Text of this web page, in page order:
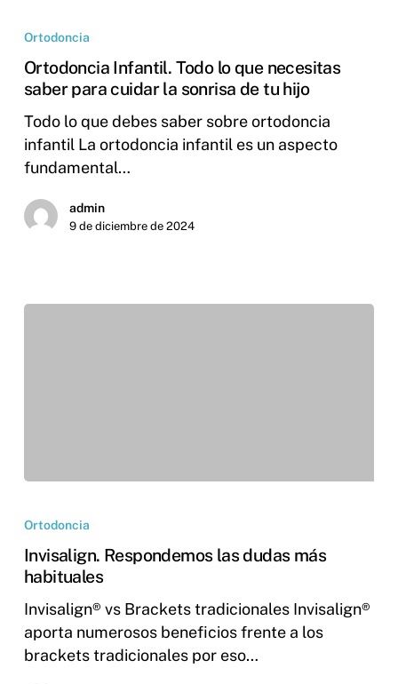
Ortodoncia
Ortodoncia Infantil. Todo lo que necesitas
saber para cuidar la sonrisa de tu hijo
Todo lo que debes saber sobre ortodoncia
infantil La ortodoncia infantil es un aspecto
fundamental…
admin
9 de diciembre de 2024
Ortodoncia
Invisalign. Respondemos las dudas más
habituales
Invisalign® vs Brackets tradicionales Invisalign®
aporta numerosos beneficios frente a los
brackets tradicionales por eso…